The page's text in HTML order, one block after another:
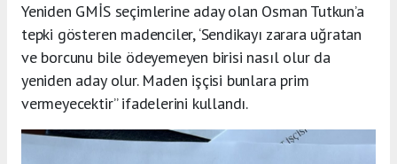
Yeniden GMİS seçimlerine aday olan Osman Tutkun’a
tepki gösteren madenciler, ‘Sendikayı zarara uğratan
ve borcunu bile ödeyemeyen birisi nasıl olur da
yeniden aday olur. Maden işçisi bunlara prim
vermeyecektir” ifadelerini kullandı.